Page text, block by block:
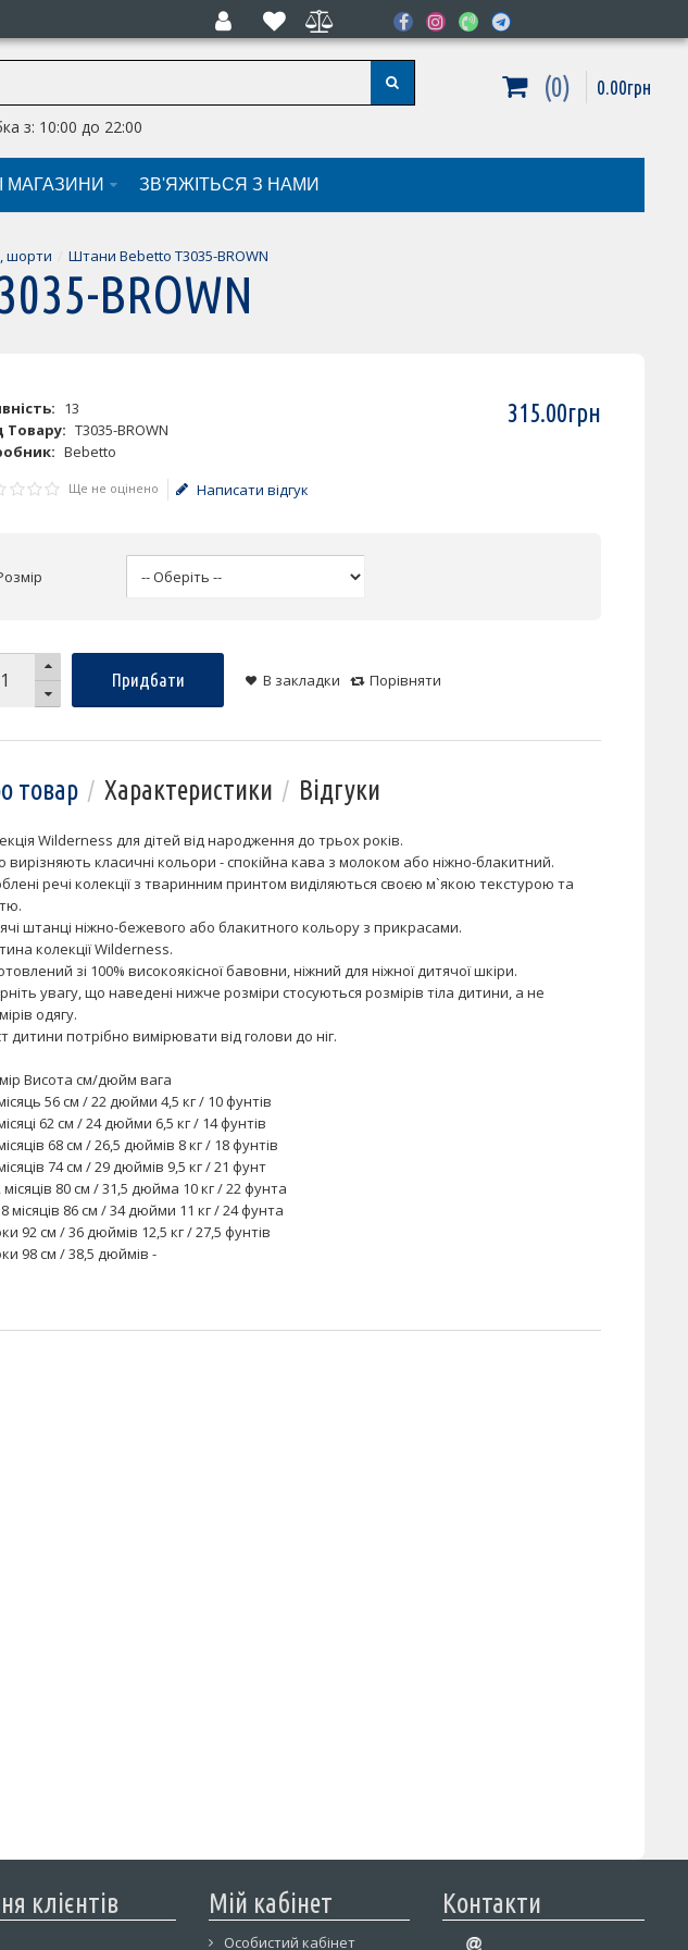
з: 10:00 до 22:00
0 0.00грн
МАГАЗИНИ ЗВ'ЯЖІТЬСЯ З НАМИ
шорти Штани Bebetto T3035-BROWN
BROWN
13
Товару: T3035-BROWN
Bebetto
315.00грн
Ще не оцінено Написати відгук
Придбати В закладки Порівняти
товар Характеристики Відгуки
Wilderness для дітей від народження до трьох років.
вирізняють класичні кольори - спокійна кава з молоком або ніжно-блакитний.
речі колекції з тваринним принтом виділяються своєю м`якою текстурою та
штанці ніжно-бежевого або блакитного кольору з прикрасами.
колекції Wilderness.
зі 100% високоякісної бавовни, ніжний для ніжної дитячої шкіри.
увагу, що наведені нижче розміри стосуються розмірів тіла дитини, а не
одягу.
дитини потрібно вимірювати від голови до ніг.
Висота см/дюйм вага
56 см / 22 дюйми 4,5 кг / 10 фунтів
62 см / 24 дюйми 6,5 кг / 14 фунтів
68 см / 26,5 дюймів 8 кг / 18 фунтів
74 см / 29 дюймів 9,5 кг / 21 фунт
місяців 80 см / 31,5 дюйма 10 кг / 22 фунта
місяців 86 см / 34 дюйми 11 кг / 24 фунта
92 см / 36 дюймів 12,5 кг / 27,5 фунтів
98 см / 38,5 дюймів -
клієнтів Мій кабінет
Особистий кабінет
Контакти